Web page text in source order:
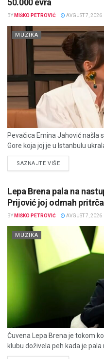
50.000 evra
BY MIŠKO PETROVIĆ AVGUST 7, 2026
MUZIKA
Pevačica Emina Jahović našla
Gore koja joj je u Istanbulu
SAZNAJTE VIŠEDETAILS
Lepa Brena pala na
Prijović joj odmah
BY MIŠKO PETROVIĆ AVGUST 7, 2026
MUZIKA
Čuvena Lepa Brena je tokom
klubu doživela peh kada je pala